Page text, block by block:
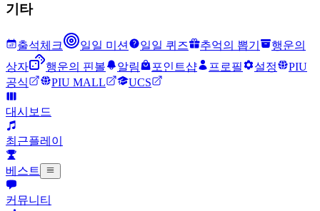
기타
출석체크 일일 미션 일일 퀴즈 추억의 뽑기
행운의
상자
행운의 핀볼 알림 포인트샵 프로필 설정
PIU
공식
PIU MALL UCS
대시보드
최근플레이
베스트
커뮤니티